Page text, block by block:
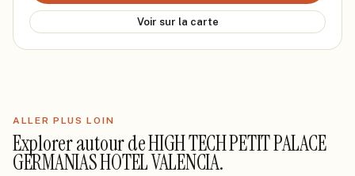
Voir sur la carte
ALLER PLUS LOIN
Explorer autour deHIGH TECH PETIT PALACE
GERMANIAS HOTEL VALENCIA.